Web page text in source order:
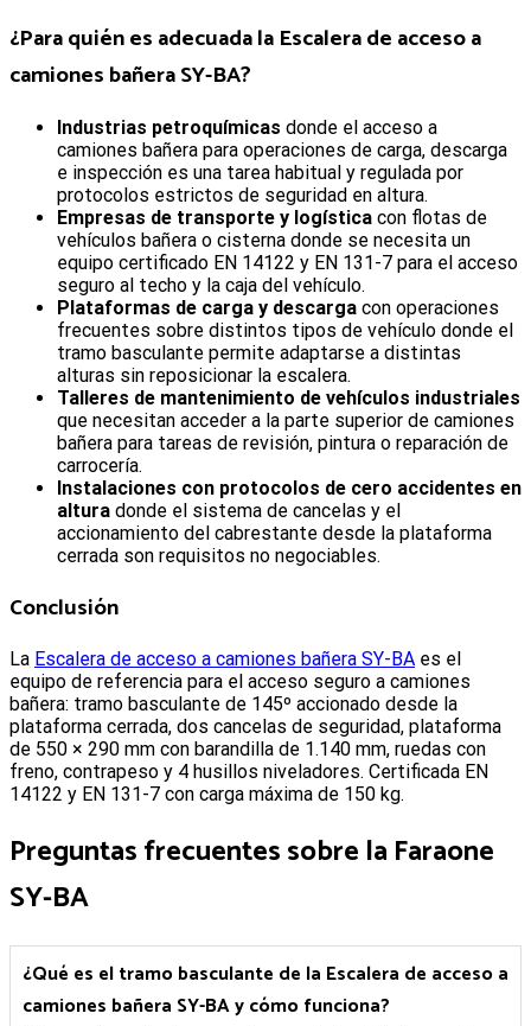
¿Para quién es adecuada laEscalera de acceso a
camiones bañera SY-BA?
Industrias petroquímicas donde el acceso a
camiones bañera para operaciones de carga, descarga
e inspección es una tarea habitual y regulada por
protocolos estrictos de seguridad en altura.
Empresas de transporte y logística con flotas de
vehículos bañera o cisterna donde se necesita un
equipo certificado EN 14122 y EN 131-7 para el acceso
seguro al techo y la caja del vehículo.
Plataformas de carga y descarga con operaciones
frecuentes sobre distintos tipos de vehículo donde el
tramo basculante permite adaptarse a distintas
alturas sin reposicionar la escalera.
Talleres de mantenimiento de vehículos industriales
que necesitan acceder a la parte superior de camiones
bañera para tareas de revisión, pintura o reparación de
carrocería.
Instalaciones con protocolos de cero accidentes en
altura donde el sistema de cancelas y el
accionamiento del cabrestante desde la plataforma
cerrada son requisitos no negociables.
Conclusión
La Escalera de acceso a camiones bañera SY-BA es el
equipo de referencia para el acceso seguro a camiones
bañera: tramo basculante de 145º accionado desde la
plataforma cerrada, dos cancelas de seguridad, plataforma
de 550 × 290 mm con barandilla de 1.140 mm, ruedas con
freno, contrapeso y 4 husillos niveladores. Certificada EN
14122 y EN 131-7 con carga máxima de 150 kg.
Preguntas frecuentes sobre la Faraone
SY-BA
¿Qué es el tramo basculante de la Escalera de acceso a
camiones bañera SY-BAy cómo funciona?